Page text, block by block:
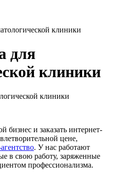
клиники
для
клиники
бизнес и заказать интернет-
цене,
. У нас работают
в свою работу, заряженные
профессионализма.